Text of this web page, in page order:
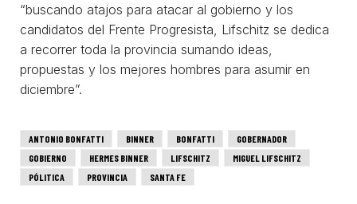
“buscando atajos para atacar al gobierno y los
candidatos del Frente Progresista, Lifschitz se dedica
a recorrer toda la provincia sumando ideas,
propuestas y los mejores hombres para asumir en
diciembre”.
ANTONIO BONFATTI BINNER BONFATTI
GOBERNADOR
GOBIERNO
HERMES BINNER LIFSCHITZ
MIGUEL LIFSCHITZ
PÓLITICA
PROVINCIA SANTA FE